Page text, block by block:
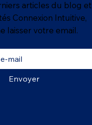
articles du blog et
Connexion Intuitive,
laisser votre email.
Envoyer